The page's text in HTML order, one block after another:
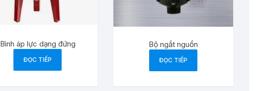
Bình áp lực dạng đứng
ĐỌC TIẾP
Bộ ngắt nguồn
ĐỌC TIẾP